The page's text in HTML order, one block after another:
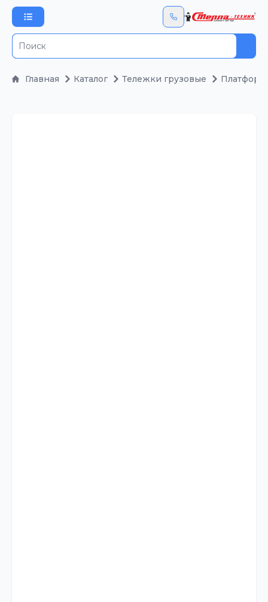
Главная Каталог Тележки грузовые